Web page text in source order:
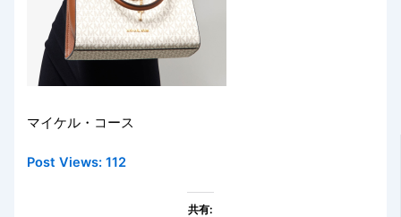
マイケル・コース
Post Views: 112
共有: